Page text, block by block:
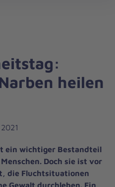
heilen
ein wichtiger Bestandteil
Doch sie ist vor
die Fluchtsituationen
Gewalt durchleben. Ein